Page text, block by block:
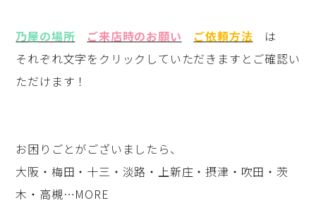
乃屋の場所 ご来店時のお願い ご依頼方法 は
それぞれ文字をクリックしていただきますとご確認い
ただけます！
お困りごとがございましたら、
大阪・梅田・十三・淡路・上新庄・摂津・吹田・茨
木・高槻…MORE